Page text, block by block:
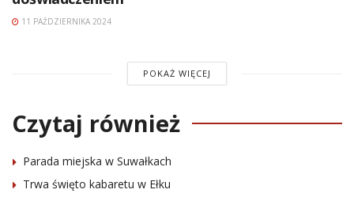
11 PAŹDZIERNIKA 2024
POKAŻ WIĘCEJ
Czytaj również
Parada miejska w Suwałkach
Trwa święto kabaretu w Ełku